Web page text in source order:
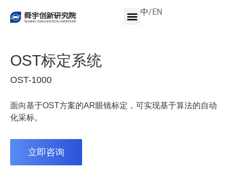
中/EN
OST标定系统
OST-1000
面向基于OST方案的AR眼镜标定，可实现基于算法的自动
化采标。
立即咨询